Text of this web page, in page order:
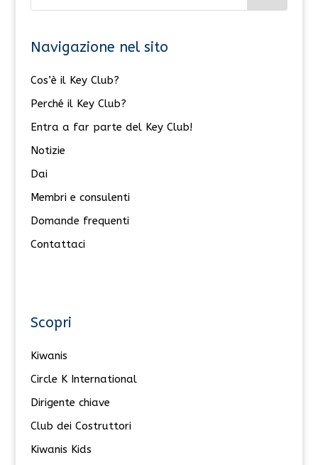
Navigazione nel sito
Cos’è il Key Club?
Perché il Key Club?
Entra a far parte del Key Club!
Notizie
Dai
Membri e consulenti
Domande frequenti
Contattaci
Scopri
Kiwanis
Circle K International
Dirigente chiave
Club dei Costruttori
Kiwanis Kids